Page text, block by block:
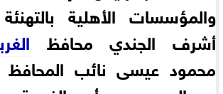
والمؤسسات الأهلية
أشرف الجندي محافظ
محمود عيسى نائب المحافظ